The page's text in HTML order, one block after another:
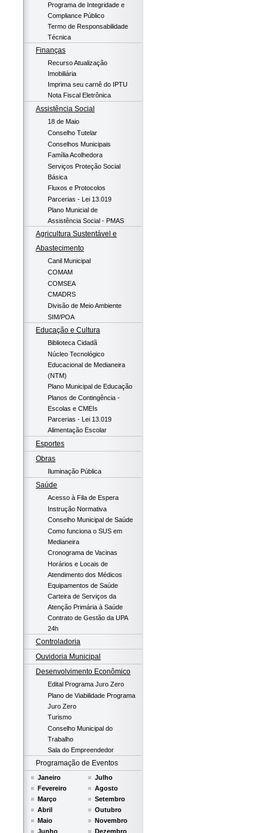
Programa de Integridade e
Compliance Público
Termo de Responsabilidade
Técnica
Finanças
Recurso Atualização
Imobiliária
Imprima seu carnê do IPTU
Nota Fiscal Eletrônica
Assistência Social
18 de Maio
Conselho Tutelar
Conselhos Municipais
Família Acolhedora
Serviços Proteção Social
Básica
Fluxos e Protocolos
Parcerias - Lei 13.019
Plano Municial de
Assistência Social - PMAS
Agricultura Sustentável e
Abastecimento
Canil Municipal
COMAM
COMSEA
CMADRS
Divisão de Meio Ambiente
SIM/POA
Educação e Cultura
Biblioteca Cidadã
Núcleo Tecnológico
Educacional de Medianeira
(NTM)
Plano Municipal de Educação
Planos de Contingência -
Escolas e CMEIs
Parcerias - Lei 13.019
Alimentação Escolar
Esportes
Obras
Iluminação Pública
Saúde
Acesso à Fila de Espera
Instrução Normativa
Conselho Municipal de Saúde
Como funciona o SUS em
Medianeira
Cronograma de Vacinas
Horários e Locais de
Atendimento dos Médicos
Equipamentos de Saúde
Carteira de Serviços da
Atenção Primária à Saúde
Contrato de Gestão da UPA
24h
Controladoria
Ouvidoria Municipal
Desenvolvimento Econômico
Edital Programa Juro Zero
Plano de Viabilidade Programa
Juro Zero
Turismo
Conselho Municipal do
Trabalho
Sala do Empreendedor
Programação de Eventos
Janeiro
Fevereiro
Março
Abril
Maio
Junho
Julho
Agosto
Setembro
Outubro
Novembro
Dezembro